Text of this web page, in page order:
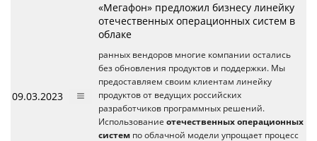
09.03.2023
«Мегафон» предложил бизнесу линейку
отечественных операционных систем в
облаке
ранных вендоров многие компании остались
без обновления продуктов и поддержки. Мы
предоставляем своим клиентам линейку
продуктов от ведущих российских
разработчиков программных решений.
Использование отечественных операционных
систем по облачной модели упрощает процесс